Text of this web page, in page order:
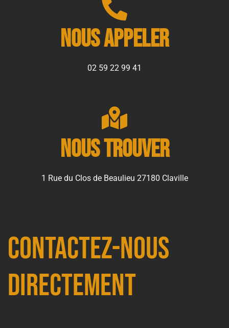
Nous appeler
02 59 22 99 41
Nous trouver
1 Rue du Clos de Beaulieu 27180 Claville
Contactez-nous
directement